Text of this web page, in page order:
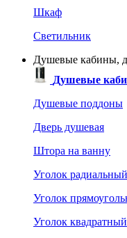
Шкаф
Светильник
Душевые кабины,
Душевые
Душевые поддоны
Дверь душевая
Штора на ванну
Уголок радиальный
Уголок
Уголок квадратный